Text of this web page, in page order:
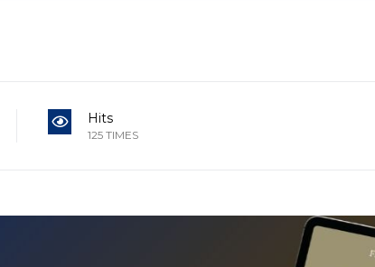
Hits
125 TIMES